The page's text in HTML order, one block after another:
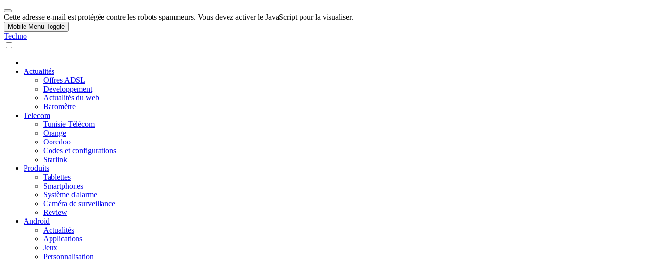
Cette adresse e-mail est protégée contre les robots spammeurs. Vous devez activer le JavaScript pour la visualiser.
Mobile Menu Toggle
Techno
Actualités
Offres ADSL
Développement
Actualités du web
Baromètre
Telecom
Tunisie Télécom
Orange
Ooredoo
Codes et configurations
Starlink
Produits
Tablettes
Smartphones
Système d'alarme
Caméra de surveillance
Review
Android
Actualités
Applications
Jeux
Personnalisation